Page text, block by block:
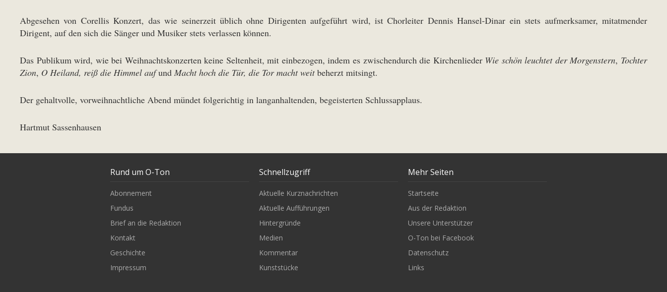
Abgesehen von Corellis Konzert, das wie seinerzeit üblich ohne Dirigenten aufgeführt wird, ist Chorleiter Dennis Hansel-Dinar ein stets aufmerksamer, mitatmender
Dirigent, auf den sich die Sänger und Musiker stets verlassen können.
Das Publikum wird, wie bei Weihnachtskonzerten keine Seltenheit, mit einbezogen, indem es zwischendurch die Kirchenlieder Wie schön leuchtet der Morgenstern, Tochter
Zion, O Heiland, reiß die Himmel aufund Macht hoch die Tür, die Tor macht weitbeherzt mitsingt.
Der gehaltvolle, vorweihnachtliche Abend mündet folgerichtig in langanhaltenden, begeisterten Schlussapplaus.
Hartmut Sassenhausen
Rund um O-Ton
Abonnement
Fundus
Brief an die Redaktion
Kontakt
Geschichte
Impressum
Schnellzugriff
Aktuelle Kurznachrichten
Aktuelle Aufführungen
Hintergründe
Medien
Kommentar
Kunststücke
Mehr Seiten
Startseite
Aus der Redaktion
Unsere Unterstützer
O-Ton bei Facebook
Datenschutz
Links